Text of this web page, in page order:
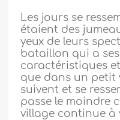
Les jours se
étaient des
yeux de leurs
bataillon qui a
caractéristiques
que dans un petit
suivent et se
passe le moindre
village continue à